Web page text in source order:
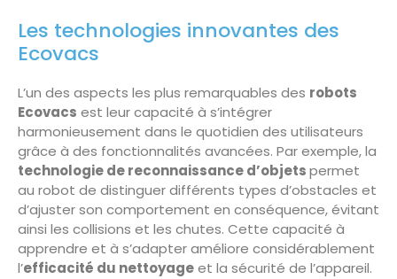
Les technologies innovantes des
Ecovacs
L’un des aspects les plus remarquables des robots
Ecovacs est leur capacité à s’intégrer
harmonieusement dans le quotidien des utilisateurs
grâce à des fonctionnalités avancées. Par exemple, la
technologie de reconnaissance d’objetspermet
au robot de distinguer différents types d’obstacles et
d’ajuster son comportement en conséquence, évitant
ainsi les collisions et les chutes. Cette capacité à
apprendre et à s’adapter améliore considérablement
l’efficacité du nettoyageet la sécurité de l’appareil.